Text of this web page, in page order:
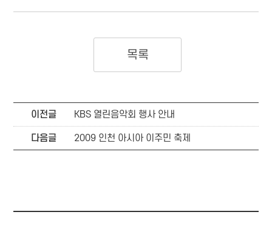
목록
이전글 KBS 열린음악회 행사 안내
다음글 2009 인천 아시아 이주민 축제